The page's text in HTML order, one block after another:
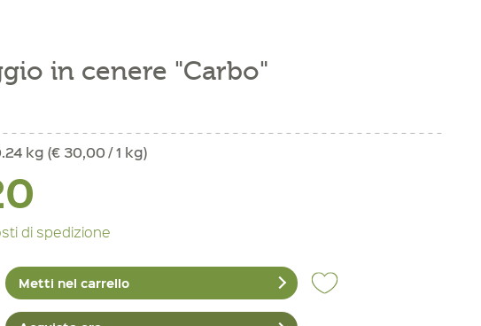
in cenere "Carbo"
kg (€ 30,00 / 1 kg)
di spedizione
Metti nel carrello